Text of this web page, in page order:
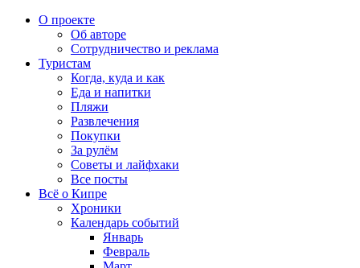
О проекте
Об авторе
Сотрудничество и реклама
Туристам
Когда, куда и как
Еда и напитки
Пляжи
Развлечения
Покупки
За рулём
Советы и лайфхаки
Все посты
Всё о Кипре
Хроники
Календарь событий
Январь
Февраль